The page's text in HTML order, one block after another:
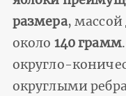
размера, массой
около 140 грамм
округло-
округлыми